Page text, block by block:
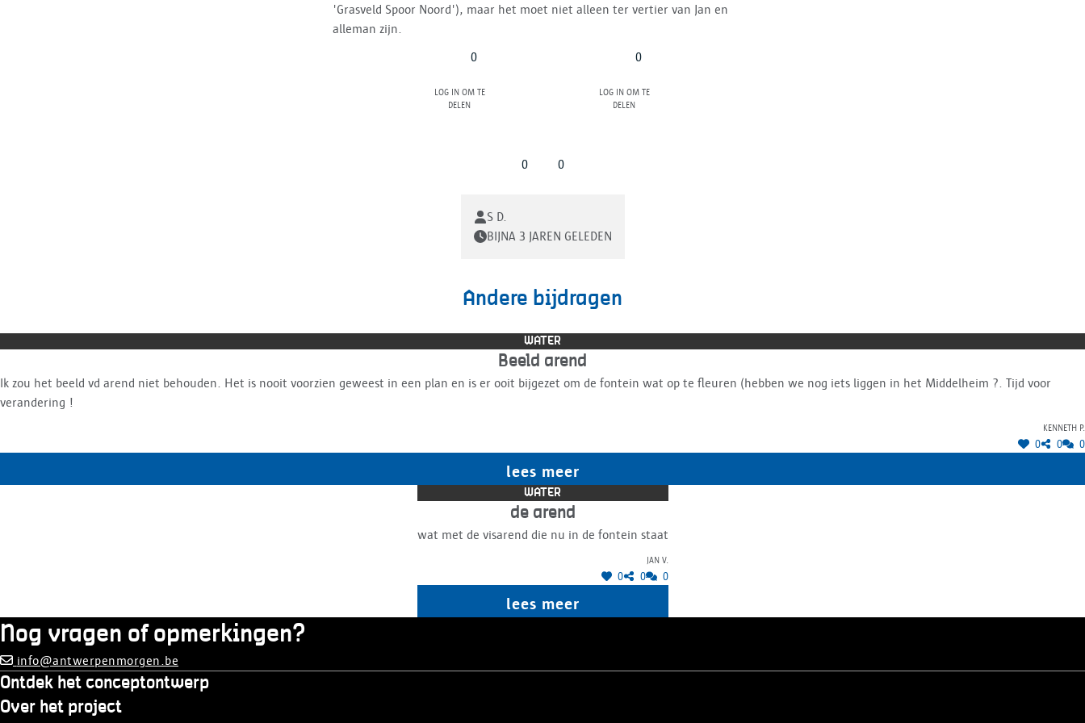
'Grasveld Spoor Noord'), maar het moet niet alleen ter vertier van Jan en
alleman zijn.
0
Log in om te
delen
0
Log in om te
delen
0 0
S D.
BIJNA 3 JAREN GELEDEN
Andere bijdragen
WATER
Beeld arend
Ik zou het beeld vd arend niet behouden. Het is nooit voorzien geweest in een plan en is er ooit bijgezet om de fontein wat op te fleuren (hebben we nog iets liggen in het Middelheim ?. Tijd voor
verandering !
Kenneth P.
0 0 0
lees meer
WATER
de arend
wat met de visarend die nu in de fontein staat
Jan V.
0 0 0
lees meer
Nog vragen of opmerkingen?
info@antwerpenmorgen.be
Ontdek het conceptontwerp
Over het project